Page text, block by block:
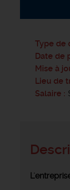
Type de
Date de
Mise à
Lieu de
Salaire